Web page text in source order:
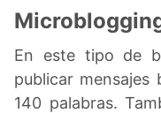
En este tipo de
publicar mensajes
140 palabras.